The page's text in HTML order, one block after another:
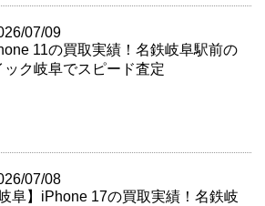
07/09
11の買取実績！名鉄岐阜駅前の
ック岐阜でスピード査定
07/08
岐阜】iPhone 17の買取実績！名鉄岐